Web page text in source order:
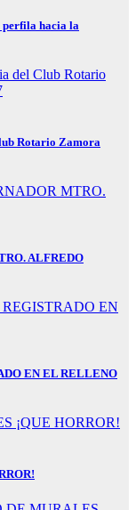
perfila hacia la
Rotario Zamora
ALFREDO
EN EL RELLENO